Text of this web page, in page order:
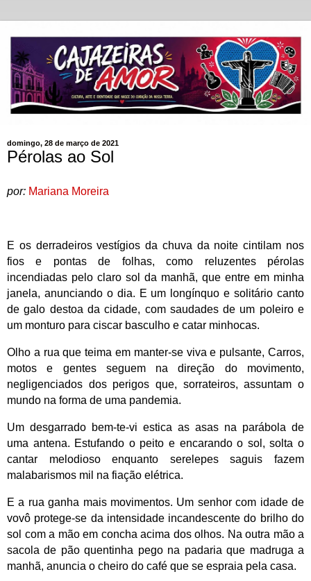
domingo, 28 de março de 2021
Pérolas ao Sol
por: Mariana Moreira
E os derradeiros vestígios da chuva da noite cintilam nos
fios e pontas de folhas, como reluzentes pérolas
incendiadas pelo claro sol da manhã, que entre em minha
janela, anunciando o dia. E um longínquo e solitário canto
de galo destoa da cidade, com saudades de um poleiro e
um monturo para ciscar basculho e catar minhocas.
Olho a rua que teima em manter-se viva e pulsante, Carros,
motos e gentes seguem na direção do movimento,
negligenciados dos perigos que, sorrateiros, assuntam o
mundo na forma de uma pandemia.
Um desgarrado bem-te-vi estica as asas na parábola de
uma antena. Estufando o peito e encarando o sol, solta o
cantar melodioso enquanto serelepes saguis fazem
malabarismos mil na fiação elétrica.
E a rua ganha mais movimentos. Um senhor com idade de
vovô protege-se da intensidade incandescente do brilho do
sol com a mão em concha acima dos olhos. Na outra mão a
sacola de pão quentinha pego na padaria que madruga a
manhã, anuncia o cheiro do café que se espraia pela casa.